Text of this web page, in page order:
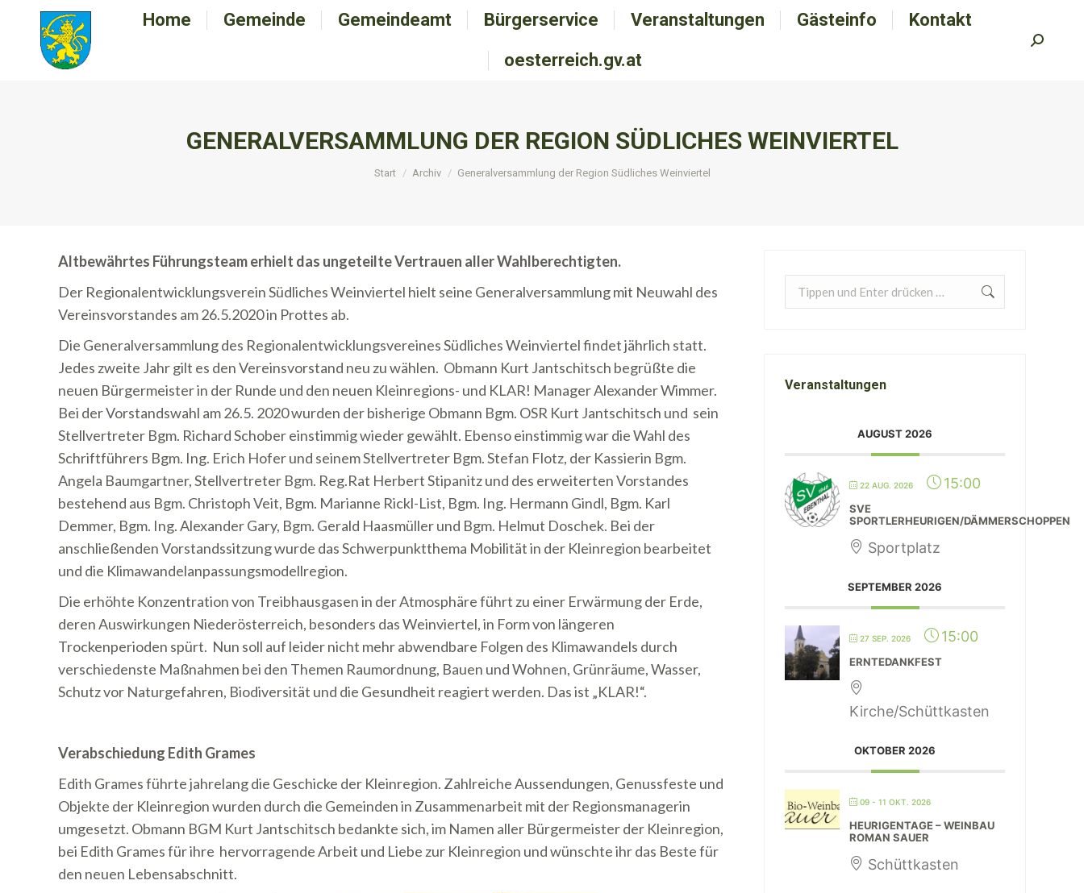
Home Gemeinde Gemeindeamt Bürgerservice Veranstaltungen Gästeinfo
Kontakt
oesterreich.gv.at
Search:
GENERALVERSAMMLUNG DER REGION SÜDLICHES WEINVIERTEL
Sie befinden sich hier:
Start Archiv Generalversammlung der Region Südliches Weinviertel
Altbewährtes Führungsteam erhielt das ungeteilte Vertrauen aller Wahlberechtigten.
Der Regionalentwicklungsverein Südliches Weinviertel hielt seine Generalversammlung mit Neuwahl des
Vereinsvorstandes am 26.5.2020 in Prottes ab.
Die Generalversammlung des Regionalentwicklungsvereines Südliches Weinviertel findet jährlich statt.
Jedes zweite Jahr gilt es den Vereinsvorstand neu zu wählen. Obmann Kurt Jantschitsch begrüßte die
neuen Bürgermeister in der Runde und den neuen Kleinregions- und KLAR! Manager Alexander Wimmer.
Bei der Vorstandswahl am 26.5. 2020 wurden der bisherige Obmann Bgm. OSR Kurt Jantschitsch und sein
Stellvertreter Bgm. Richard Schober einstimmig wieder gewählt. Ebenso einstimmig war die Wahl des
Schriftführers Bgm. Ing. Erich Hofer und seinem Stellvertreter Bgm. Stefan Flotz, der Kassierin Bgm.
Angela Baumgartner, Stellvertreter Bgm. Reg.Rat Herbert Stipanitz und des erweiterten Vorstandes
bestehend aus Bgm. Christoph Veit, Bgm. Marianne Rickl-List, Bgm. Ing. Hermann Gindl, Bgm. Karl
Demmer, Bgm. Ing. Alexander Gary, Bgm. Gerald Haasmüller und Bgm. Helmut Doschek. Bei der
anschließenden Vorstandssitzung wurde das Schwerpunktthema Mobilität in der Kleinregion bearbeitet
und die Klimawandelanpassungsmodellregion.
Die erhöhte Konzentration von Treibhausgasen in der Atmosphäre führt zu einer Erwärmung der Erde,
deren Auswirkungen Niederösterreich, besonders das Weinviertel, in Form von längeren
Trockenperioden spürt. Nun soll auf leider nicht mehr abwendbare Folgen des Klimawandels durch
verschiedenste Maßnahmen bei den Themen Raumordnung, Bauen und Wohnen, Grünräume, Wasser,
Schutz vor Naturgefahren, Biodiversität und die Gesundheit reagiert werden. Das ist „KLAR!“.
Verabschiedung Edith Grames
Edith Grames führte jahrelang die Geschicke der Kleinregion. Zahlreiche Aussendungen, Genussfeste und
Objekte der Kleinregion wurden durch die Gemeinden in Zusammenarbeit mit der Regionsmanagerin
umgesetzt. Obmann BGM Kurt Jantschitsch bedankte sich, im Namen aller Bürgermeister der Kleinregion,
bei Edith Grames für ihre hervorragende Arbeit und Liebe zur Kleinregion und wünschte ihr das Beste für
den neuen Lebensabschnitt.
Search:
Veranstaltungen
AUGUST 2026
22 AUG. 2026 15:00
SVE
SPORTLERHEURIGEN/DÄMMERSCHOPPEN
Sportplatz
SEPTEMBER 2026
27 SEP. 2026 15:00
ERNTEDANKFEST
Kirche/Schüttkasten
OKTOBER 2026
09 - 11 OKT. 2026
HEURIGENTAGE – WEINBAU
ROMAN SAUER
Schüttkasten
Home Gemeinde Gemeindeamt Bürgerservice Veranstaltungen Gästeinfo
Kontakt
oesterreich.gv.at
Search: